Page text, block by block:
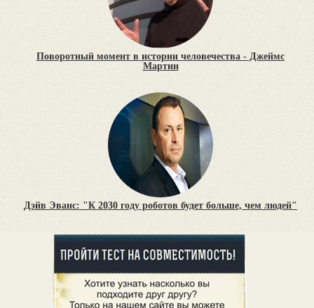
Поворотный момент в истории человечества - Джеймс
Мартин
Дэйв Эванс: "К 2030 году роботов будет больше, чем людей"